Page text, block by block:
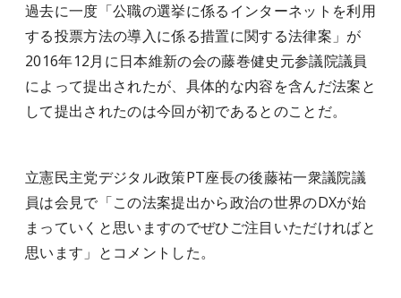
過去に一度「公職の選挙に係るインターネットを利用
する投票方法の導入に係る措置に関する法律案」が
2016年12月に日本維新の会の藤巻健史元参議院議員
によって提出されたが、具体的な内容を含んだ法案と
して提出されたのは今回が初であるとのことだ。
立憲民主党デジタル政策PT座長の後藤祐一衆議院議
員は会見で「この法案提出から政治の世界のDXが始
まっていくと思いますのでぜひご注目いただければと
思います」とコメントした。